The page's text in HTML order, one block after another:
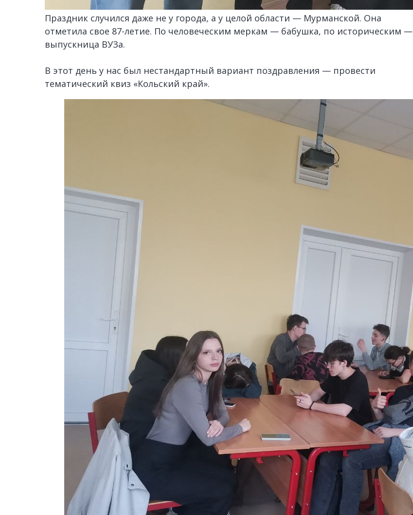
Праздник случился даже не у города, а у целой области — Мурманской. Она
отметила свое 87-летие. По человеческим меркам — бабушка, по историческим —
выпускница ВУЗа.
В этот день у нас был нестандартный вариант поздравления — провести
тематический квиз «Кольский край».